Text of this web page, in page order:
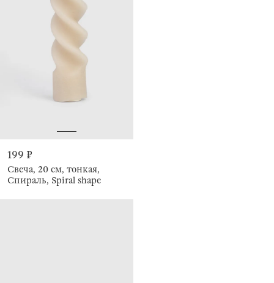
199 ₽
Свеча, 20 см, тонкая,
Спираль, Spiral shape